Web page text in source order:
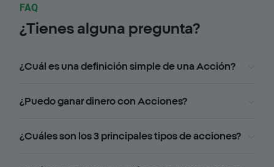
FAQ
¿Tienes alguna pregunta?
¿Cuál es una definición simple de una Acción?
¿Puedo ganar dinero con Acciones?
¿Cuáles son los 3 principales tipos de acciones?